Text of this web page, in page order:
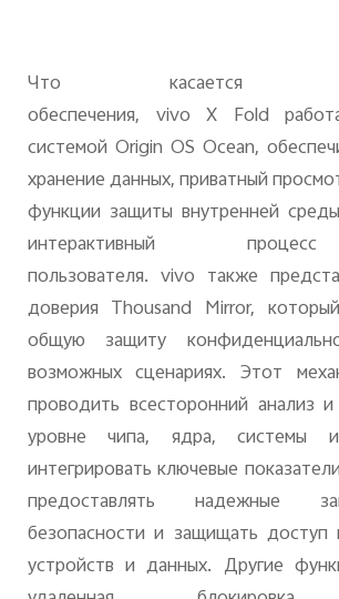
Что касается
обеспечения, vivo X Fold
системой Origin OS Ocean,
хранение данных, приватный
функции защиты внутренней
интерактивный
пользователя. vivo также
доверия Thousand Mirror,
общую защиту
возможных сценариях. Этот
проводить всесторонний анализ
уровне чипа, ядра, системы
интегрировать ключевые
предоставлять надежные
безопасности и защищать доступ
устройств и данных. Другие